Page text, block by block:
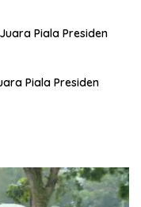
Piala Presiden
Piala Presiden